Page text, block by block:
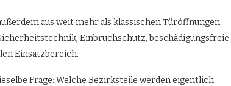
aus weit mehr als klassischen Türöffnungen.
Einbruchschutz, beschädigungsfreie
Einsatzbereich.
Frage: Welche Bezirksteile werden eigentlich